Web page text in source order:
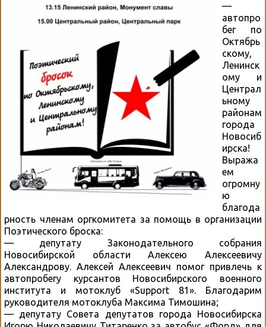
—
автопро
бег по
Октябрь
скому,
Ленинск
ому и
Централ
ьному
районам
города
Новосиб
ирска!
Выража
ем
огромну
ю
благода
рность членам оргкомитета за помощь в организации
Поэтического броска:
— депутату Законодательного собрания
Новосибирской области Алексею Алексеевичу
Александрову. Алексей Алексеевич помог привлечь к
автопробегу курсантов Новосибирского военного
института и мотоклуб «Support 81». Благодарим
руководителя мотоклуба Максима Тимошина;
— депутату Совета депутатов города Новосибирска